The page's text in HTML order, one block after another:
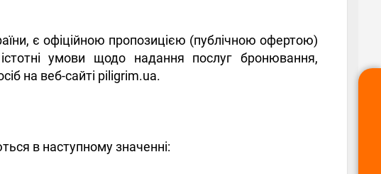
є офіційною пропозицією (публічною офертою)
умови щодо надання послуг бронювання,
на веб-сайті piligrim.ua.
в наступному значенні: